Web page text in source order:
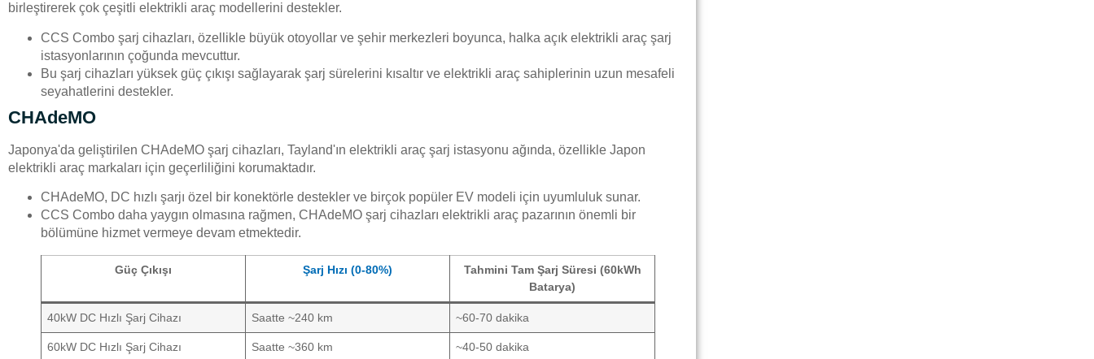
birleştirerek çok çeşitli elektrikli araç modellerini destekler.
CCS Combo şarj cihazları, özellikle büyük otoyollar ve şehir merkezleri boyunca, halka açık elektrikli araç şarj
istasyonlarının çoğunda mevcuttur.
Bu şarj cihazları yüksek güç çıkışı sağlayarak şarj sürelerini kısaltır ve elektrikli araç sahiplerinin uzun mesafeli
seyahatlerini destekler.
CHAdeMO
Japonya'da geliştirilen CHAdeMO şarj cihazları, Tayland'ın elektrikli araç şarj istasyonu ağında, özellikle Japon
elektrikli araç markaları için geçerliliğini korumaktadır.
CHAdeMO, DC hızlı şarjı özel bir konektörle destekler ve birçok popüler EV modeli için uyumluluk sunar.
CCS Combo daha yaygın olmasına rağmen, CHAdeMO şarj cihazları elektrikli araç pazarının önemli bir
bölümüne hizmet vermeye devam etmektedir.
Güç Çıkışı Şarj Hızı (0-80%)
Tahmini Tam Şarj Süresi (60kWh
Batarya)
40kW DC Hızlı Şarj Cihazı Saatte ~240 km ~60-70 dakika
60kW DC Hızlı Şarj Cihazı Saatte ~360 km ~40-50 dakika